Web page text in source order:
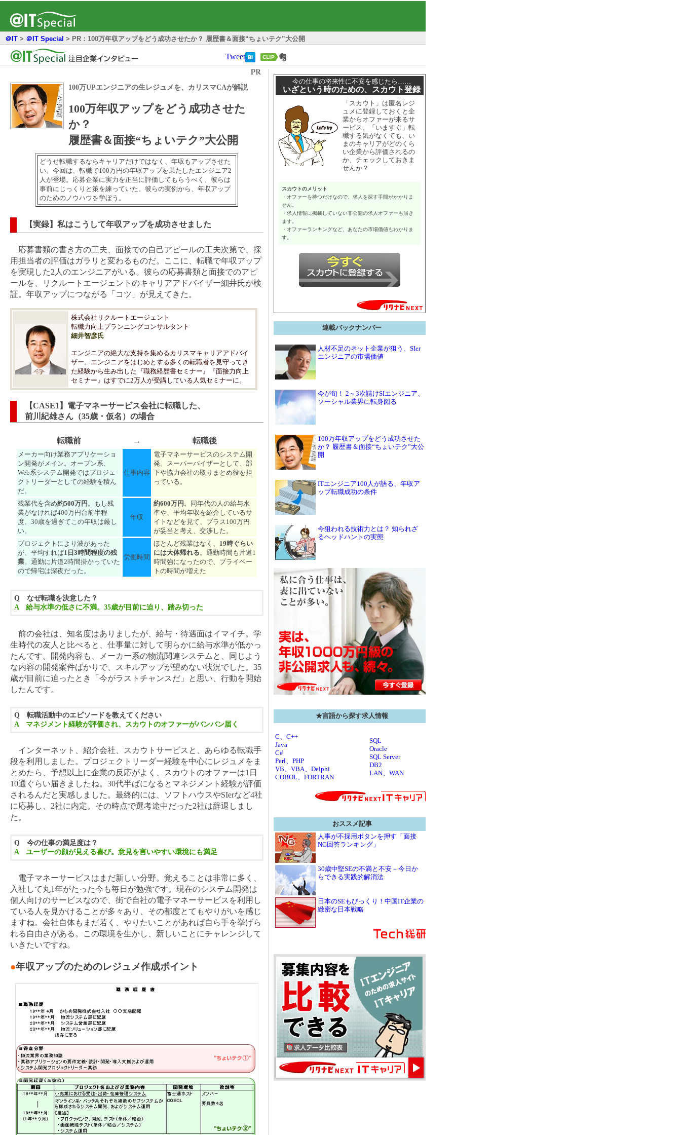
＠IT > ＠IT Special > PR：100万年収アップをどう成功させたか？ 履歴書＆面接“ちょいテク”大公開
Tweet
100万UPエンジニアの生レジュメを、カリスマCAが解説
100万年収アップをどう成功させた
か？
履歴書＆面接“ちょいテク”大公開
どうせ転職するならキャリアだけではなく、年収もアップさせた
い。今回は、転職で100万円の年収アップを果たしたエンジニア2
人が登場。応募企業に実力を正当に評価してもらうべく、彼らは
事前にじっくりと策を練っていた。彼らの実例から、年収アップ
のためのノウハウを学ぼう。
【実録】私はこうして年収アップを成功させました
応募書類の書き方の工夫、面接での自己アピールの工夫次第で、採
用担当者の評価はガラリと変わるものだ。ここに、転職で年収アップ
を実現した2人のエンジニアがいる。彼らの応募書類と面接でのアピ
ールを、リクルートエージェントのキャリアアドバイザー細井氏が検
証。年収アップにつながる「コツ」が見えてきた。
株式会社リクルートエージェント
転職力向上プランニングコンサルタント
細井智彦氏
エンジニアの絶大な支持を集めるカリスマキャリアアドバイ
ザー。エンジニアをはじめとする多くの転職者を見守ってき
た経験から生み出した『職務経歴書セミナー』『面接力向上
セミナー』はすでに2万人が受講している人気セミナーに。
【CASE1】電子マネーサービス会社に転職した、
前川紀雄さん（35歳・仮名）の場合
転職前 → 転職後
メーカー向け業務アプリケーショ
ン開発がメイン。オープン系、
Web系システム開発ではプロジェ
クトリーダーとしての経験を積ん
だ。
仕事内容
電子マネーサービスのシステム開
発。スーパーバイザーとして、部
下や協力会社の取りまとめ役を担
っている。
残業代を含め約500万円 。もし残
業がなければ400万円台前半程
度。30歳を過ぎてこの年収は厳し
い。
年収
約600万円 。同年代の人の給与水
準や、平均年収を紹介しているサ
イトなどを見て、プラス100万円
が妥当と考え、交渉した。
プロジェクトにより波があった
が、平均すれば1日3時間程度の残
業。通勤に片道2時間掛かっていた
ので帰宅は深夜だった。
労働時間
ほとんど残業はなく、 19時ぐらい
には大体帰れる。通勤時間も片道1
時間強になったので、プライベー
トの時間が増えた
Q なぜ転職を決意した？
A 給与水準の低さに不満。35歳が目前に迫り、踏み切った
前の会社は、知名度はありましたが、給与・待遇面はイマイチ。学
生時代の友人と比べると、仕事量に対して明らかに給与水準が低かっ
たんです。開発内容も、メーカー系の物流関連システムと、同じよう
な内容の開発案件ばかりで、スキルアップが望めない状況でした。35
歳が目前に迫ったとき「今がラストチャンスだ」と思い、行動を開始
したんです。
Q 転職活動中のエピソードを教えてください
A マネジメント経験が評価され、スカウトのオファーがバンバン届く
インターネット、紹介会社、スカウトサービスと、あらゆる転職手
段を利用しました。プロジェクトリーダー経験を中心にレジュメをま
とめたら、予想以上に企業の反応がよく、スカウトのオファーは1日
10通ぐらい届きましたね。30代半ばになるとマネジメント経験が評価
されるんだと実感しました。最終的には、ソフトハウスやSIerなど4社
に応募し、2社に内定。その時点で選考途中だった2社は辞退しまし
た。
Q 今の仕事の満足度は？
A ユーザーの顔が見える喜び。意見を言いやすい環境にも満足
電子マネーサービスはまだ新しい分野。覚えることは非常に多く、
入社して丸1年がたった今も毎日が勉強です。現在のシステム開発は
個人向けのサービスなので、街で自社の電子マネーサービスを利用し
ている人を見かけることが多々あり、その都度とてもやりがいを感じ
ますね。会社自体もまだ若く、やりたいことがあれば自ら手を挙げら
れる自由さがある。この環境を生かし、新しいことにチャレンジして
いきたいですね。
●年収アップのためのレジュメ作成ポイント
今の仕事の将来性に不安を感じたら……
いざという時のための、スカウト登録
「スカウト」は匿名レジ
ュメに登録しておくと企
業からオファーが来るサ
ービス。「いますぐ」転
職する気がなくても、い
まのキャリアがどのくら
い企業から評価されるの
か、チェックしておきま
せんか？
スカウトのメリット
・オファーを待つだけなので、求人を探す手間がかかりま
せん。
・求人情報に掲載していない非公開の求人オファーも届き
ます。
・オファーランキングなど、あなたの市場価値もわかりま
す。
連載バックナンバー
人材不足のネット企業が狙う、SIer
エンジニアの市場価値
今が旬！ 2～3次請けSIエンジニア、
ソーシャル業界に転身図る
100万年収アップをどう成功させた
か？ 履歴書＆面接“ちょいテク”大公
開
ITエンジニア100人が語る、年収ア
ップ転職成功の条件
今狙われる技術力とは？ 知られざ
るヘッドハントの実態
★言語から探す求人情報
C、C++
Java
C#
Perl、PHP
VB、VBA、Delphi
COBOL、FORTRAN
SQL
Oracle
SQL Server
DB2
LAN、WAN
おススメ記事
人事が不採用ボタンを押す「面接
NG回答ランキング」
30歳中堅SEの不満と不安－今日か
らできる実践的解消法
日本のSEもびっくり！中国IT企業の
緻密な日本戦略